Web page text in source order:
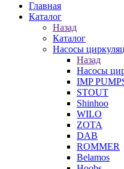
Главная
Каталог
Назад
Каталог
Насосы
Назад
Насосы
IMP
STOUT
Shinhoo
WILO
ZOTA
DAB
ROMMER
Belamos